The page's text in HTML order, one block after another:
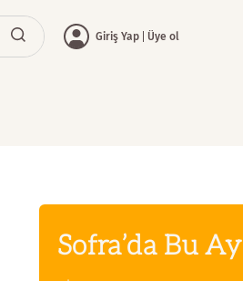
Giriş Yap Üye ol
Sofra’da Bu Ay